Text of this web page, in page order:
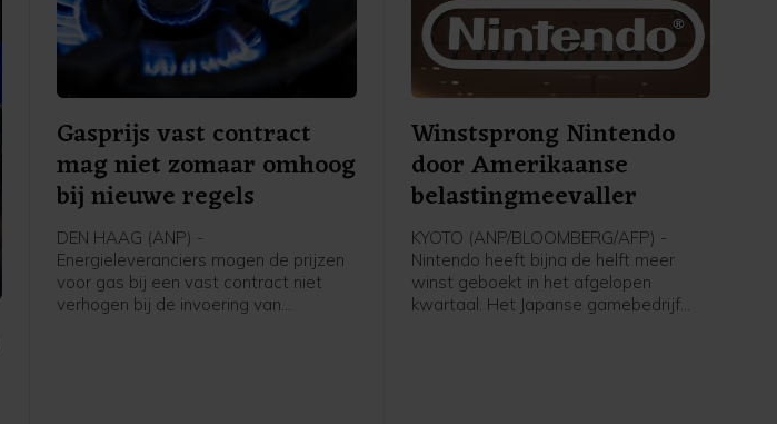
Gasprijs vast contract
mag niet zomaar omhoog
bij nieuwe regels
DEN HAAG (ANP) -
Energieleveranciers mogen de prijzen
voor gas bij een vast contract niet
verhogen bij de invoering van
Winstsprong Nintendo
door Amerikaanse
belastingmeevaller
KYOTO (ANP/BLOOMBERG/AFP) -
Nintendo heeft bijna de helft meer
winst geboekt in het afgelopen
kwartaal. Het Japanse gamebedrijf